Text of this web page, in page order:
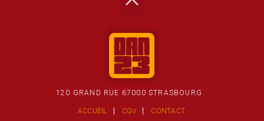
120 GRAND RUE 67000 STRASBOURG
ACCUEIL CGV CONTACT